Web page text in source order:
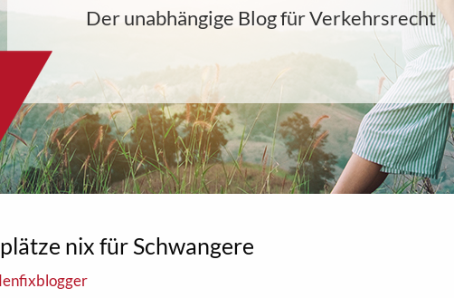
Der unabhängige Blog für Verkehrsrecht
nix für Schwangere